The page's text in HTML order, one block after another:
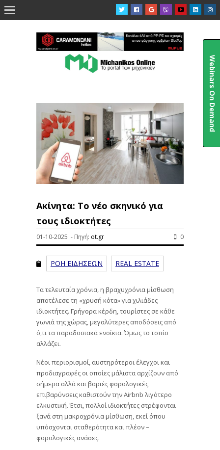

Ακίνητα: Το νέο σκηνικό για
τους ιδιοκτήτες
01-10-2025 - Πηγή: ot.gr 0
ΡΟΗ ΕΙΔΗΣΕΩΝ REAL ESTATE
Τα τελευταία χρόνια, η βραχυχρόνια μίσθωση
αποτέλεσε τη «χρυσή κότα» για χιλιάδες
ιδιοκτήτες. Γρήγορα κέρδη, τουρίστες σε κάθε
γωνιά της χώρας, μεγαλύτερες αποδόσεις από
ό,τι τα παραδοσιακά ενοίκια. Όμως το τοπίο
αλλάζει.
Νέοι περιορισμοί, αυστηρότεροι έλεγχοι και
προδιαγραφές οι οποίες μάλιστα αρχίζουν από
σήμερα αλλά και βαριές φορολογικές
επιβαρύνσεις καθιστούν την Airbnb λιγότερο
ελκυστική. Έτσι, πολλοί ιδιοκτήτες στρέφονται
ξανά στη μακροχρόνια μίσθωση, εκεί όπου
υπόσχονται σταθερότητα και πλέον –
φορολογικές ανάσες.
Webinars On Demand